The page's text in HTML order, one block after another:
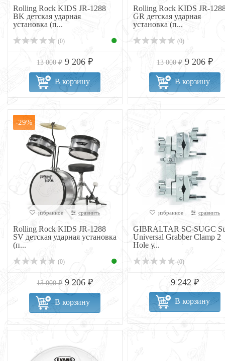
Rolling Rock KIDS JR-1288
BK детская ударная
установка (п...
(0)
13 000 ₽ 9 206 ₽
В корзину
Rolling Rock KIDS JR-
GR детская ударная
установка (п...
(0)
13 000 ₽ 9 206 ₽
В корзину
-29%
избранное сравнить
Rolling Rock KIDS JR-1288
SV детская ударная установка
(п...
(0)
13 000 ₽ 9 206 ₽
В корзину
избранное сравнить
GIBRALTAR SC-SUGC
Universal Grabber Clamp 2
Hole у...
(0)
9 242 ₽
В корзину